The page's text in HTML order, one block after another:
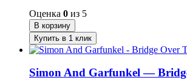
Оценка 0 из 5
В корзину
Купить в 1 клик
Simon And Garfunkel —